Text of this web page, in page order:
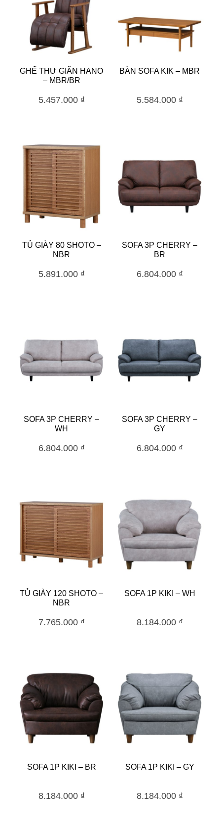
GHẾ THƯ GIÃN HANO
– MBR/BR
5.457.000 ₫
BÀN SOFA KIK – MBR
5.584.000 ₫
TỦ GIÀY 80 SHOTO –
NBR
5.891.000 ₫
SOFA 3P CHERRY –
BR
6.804.000 ₫
SOFA 3P CHERRY –
WH
6.804.000 ₫
SOFA 3P CHERRY –
GY
6.804.000 ₫
TỦ GIÀY 120 SHOTO –
NBR
7.765.000 ₫
SOFA 1P KIKI – WH
8.184.000 ₫
SOFA 1P KIKI – BR
8.184.000 ₫
SOFA 1P KIKI – GY
8.184.000 ₫